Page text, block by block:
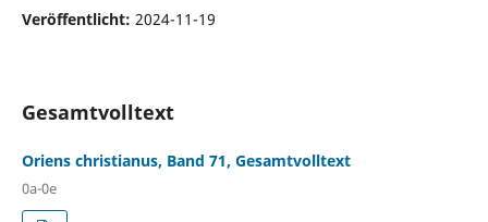
Veröffentlicht: 2024-11-19
Gesamtvolltext
Oriens christianus, Band 71, Gesamtvolltext
0a-0e